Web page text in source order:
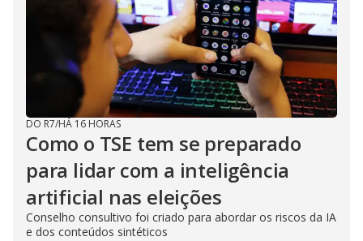
DO R7/HÁ 16 HORAS
Como o TSE tem se preparado
para lidar com a inteligência
artificial nas eleições
Conselho consultivo foi criado para abordar os riscos da IA
e dos conteúdos sintéticos